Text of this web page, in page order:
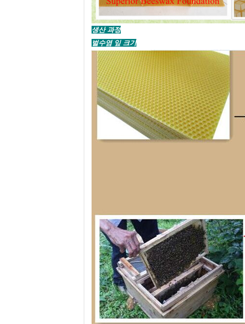
생산 과정
벌수염 잎 크기